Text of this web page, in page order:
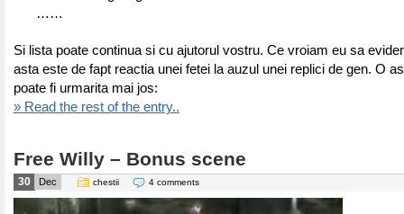
……
Si lista poate continua si cu ajutorul vostru. Ce vroiam eu sa
asta este de fapt reactia unei fetei la auzul unei replici de gen. O
poate fi urmarita mai jos:
» Read the rest of the entry..
Free Willy – Bonus scene
30 Dec chestii 4 comments